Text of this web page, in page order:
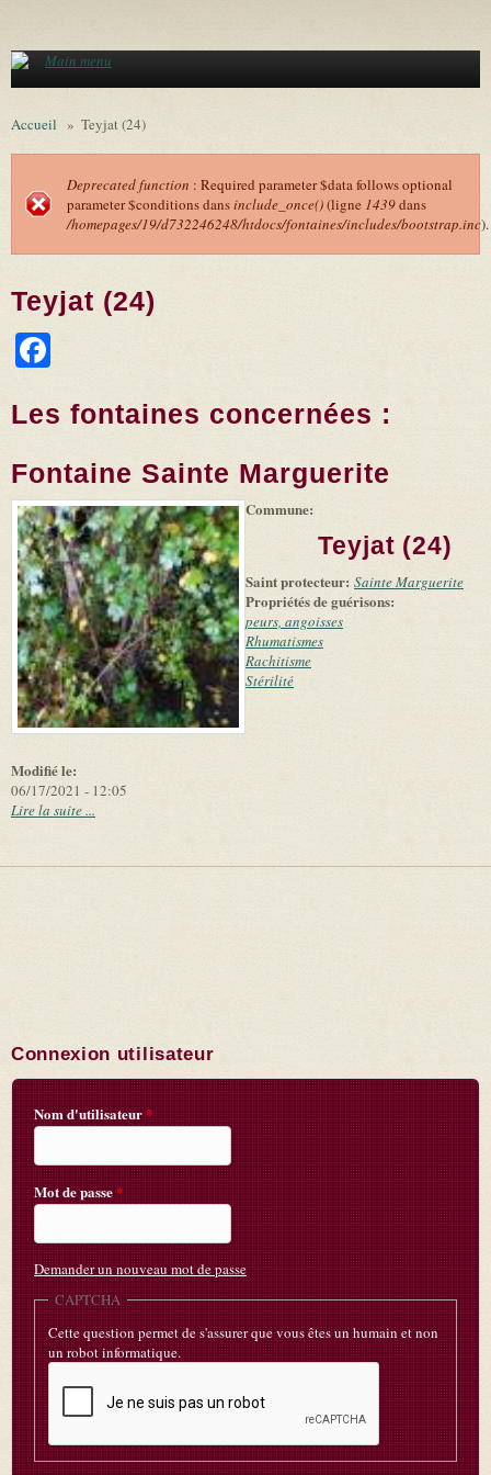
Main menu
Accueil » Teyjat (24)
Message d'erreur
Deprecated function : Required parameter $data follows optional
parameter $conditions dansinclude_once()(ligne 1439dans
/homepages/19/d732246248/htdocs/fontaines/includes/bootstrap.inc).
Teyjat (24)
Les fontaines concernées :
Fontaine Sainte Marguerite
Leaflet (link is
|
Tiles
(link is
external)
©
Microsoft
and
suppliers
Modifié le:
06/17/2021 - 12:05
Commune:
Teyjat (24)
Saint protecteur: Sainte Marguerite
Propriétés de guérisons:
peurs, angoisses
Rhumatismes
Rachitisme
Stérilité
Lire la suite ...
Connexion utilisateur
Nom d'utilisateur*
Mot de passe*
Demander un nouveau mot de passe
CAPTCHA
Cette question permet de s'assurer que vous êtes un humain et non
un robot informatique.